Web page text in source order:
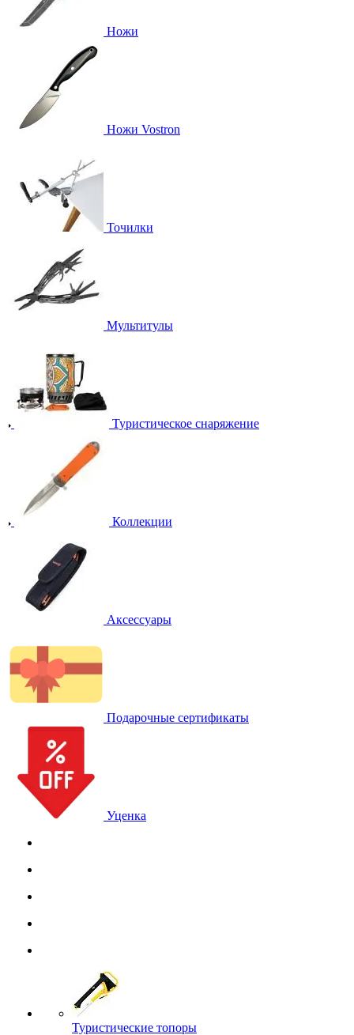
Ножи
Ножи Vostron
Точилки
Мультитулы
Туристическое снаряжение
Коллекции
Аксессуары
Подарочные сертификаты
Уценка
Туристические топоры